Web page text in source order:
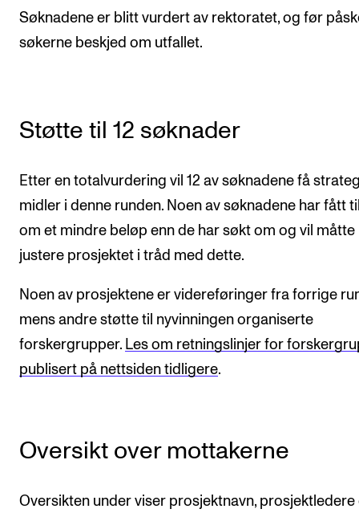
Gjennomføre konserter og arrangementer
Markedsføring, program og plakat
Organisering av NMH
Biblioteket
Strategier, planer og rapporter
Hvem gjør hva i administrasjonen
Søknadene er blitt vurdert av rektoratet, og før
søkerne beskjed om utfallet.
Støtte til 12 søknader
Etter en totalvurdering vil 12 av søknadene få
midler i denne runden. Noen av søknadene har fått
om et mindre beløp enn de har søkt om og vil måtte
justere prosjektet i tråd med dette.
Noen av prosjektene er videreføringer fra forrige
mens andre støtte til nyvinningen organiserte
forskergrupper. Les om retningslinjer for
publisert på nettsiden tidligere.
Oversikt over mottakerne
Oversikten under viser prosjektnavn, prosjektledere